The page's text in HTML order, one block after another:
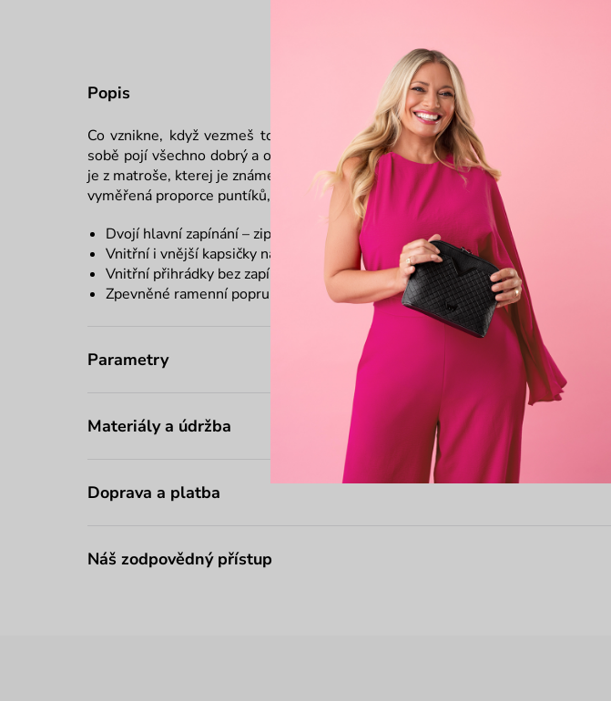
Popis
Co vznikne, když vezmeš to nejlepší, co naše batohy nabízí? Scipion. Tenhle
sobě pojí všechno dobrý a ověřený. Jeho tvar jasně připomíná oblíbenou
je z matroše, kterej je známej svou lehkostí a prodyšností. A do třetice – ideální,
vyměřená proporce puntíků, která dala vzniknout celé Cuttie Dotty kolekci.
Dvojí hlavní zapínání – zip a magnet
Vnitřní i vnější kapsičky na zip
Vnitřní přihrádky bez zapínání
Zpevněné ramenní popruhy
Parametry
Materiály a údržba
Doprava a platba
Náš zodpovědný přístup